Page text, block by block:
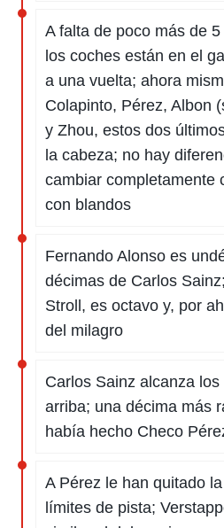
A falta de poco más de
los coches están en el
a una vuelta; ahora
Colapinto, Pérez, Albon
y Zhou, estos dos
la cabeza; no hay
cambiar completamente
con blandos
Fernando Alonso es
décimas de Carlos
Stroll, es octavo y, por
del milagro
Carlos Sainz alcanza
arriba; una décima más
había hecho Checo
A Pérez le han quitado
límites de pista;